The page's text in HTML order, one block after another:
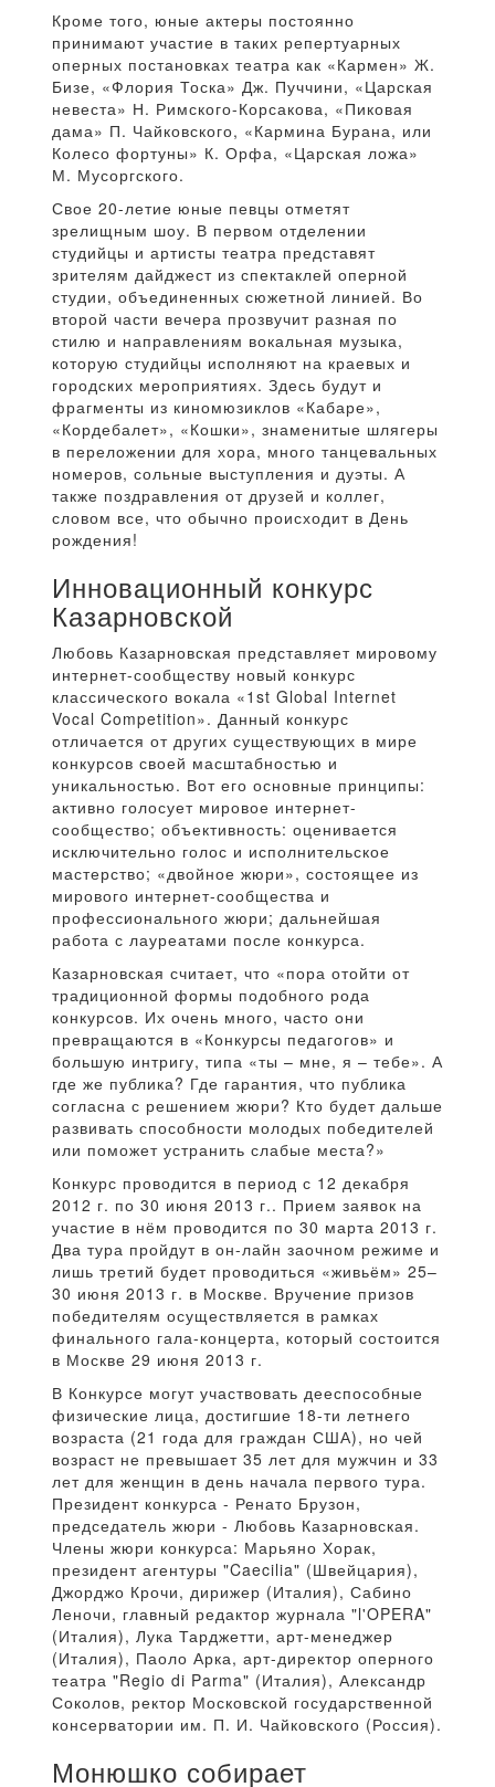
Кроме того, юные актеры постоянно
принимают участие в таких репертуарных
оперных постановках театра как «Кармен» Ж.
Бизе, «Флория Тоска» Дж. Пуччини, «Царская
невеста» Н. Римского-Корсакова, «Пиковая
дама» П. Чайковского, «Кармина Бурана, или
Колесо фортуны» К. Орфа, «Царская ложа»
М. Мусоргского.
Свое 20-летие юные певцы отметят
зрелищным шоу. В первом отделении
студийцы и артисты театра представят
зрителям дайджест из спектаклей оперной
студии, объединенных сюжетной линией. Во
второй части вечера прозвучит разная по
стилю и направлениям вокальная музыка,
которую студийцы исполняют на краевых и
городских мероприятиях. Здесь будут и
фрагменты из киномюзиклов «Кабаре»,
«Кордебалет», «Кошки», знаменитые шлягеры
в переложении для хора, много танцевальных
номеров, сольные выступления и дуэты. А
также поздравления от друзей и коллег,
словом все, что обычно происходит в День
рождения!
Инновационный конкурс
Казарновской
Любовь Казарновская представляет мировому
интернет-сообществу новый конкурс
классического вокала «1st Global Internet
Vocal Competition». Данный конкурс
отличается от других существующих в мире
конкурсов своей масштабностью и
уникальностью. Вот его основные принципы:
активно голосует мировое интернет-
сообщество; объективность: оценивается
исключительно голос и исполнительское
мастерство; «двойное жюри», состоящее из
мирового интернет-сообщества и
профессионального жюри; дальнейшая
работа с лауреатами после конкурса.
Казарновская считает, что «пора отойти от
традиционной формы подобного рода
конкурсов. Их очень много, часто они
превращаются в «Конкурсы педагогов» и
большую интригу, типа «ты – мне, я – тебе». А
где же публика? Где гарантия, что публика
согласна с решением жюри? Кто будет дальше
развивать способности молодых победителей
или поможет устранить слабые места?»
Конкурс проводится в период с 12 декабря
2012 г. по 30 июня 2013 г.. Прием заявок на
участие в нём проводится по 30 марта 2013 г.
Два тура пройдут в он-лайн заочном режиме и
лишь третий будет проводиться «живьём» 25–
30 июня 2013 г. в Москве. Вручение призов
победителям осуществляется в рамках
финального гала-концерта, который состоится
в Москве 29 июня 2013 г.
В Конкурсе могут участвовать дееспособные
физические лица, достигшие 18-ти летнего
возраста (21 года для граждан США), но чей
возраст не превышает 35 лет для мужчин и 33
лет для женщин в день начала первого тура.
Президент конкурса - Ренато Брузон,
председатель жюри - Любовь Казарновская.
Члены жюри конкурса: Марьяно Хорак,
президент агентуры "Caecilia" (Швейцария),
Джорджо Крочи, дирижер (Италия), Сабино
Леночи, главный редактор журнала "l'OPERA"
(Италия), Лука Тарджетти, арт-менеджер
(Италия), Паоло Арка, арт-директор оперного
театра "Regio di Parma" (Италия), Александр
Соколов, ректор Московской государственной
консерватории им. П. И. Чайковского (Россия).
Монюшко собирает